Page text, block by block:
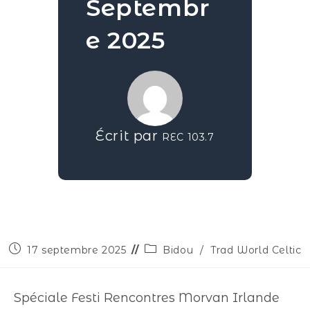
Septembr
e 2025
Écrit par REC 103.7
17 septembre 2025 Bidou / Trad World Celtic
Spéciale Festi Rencontres Morvan Irlande